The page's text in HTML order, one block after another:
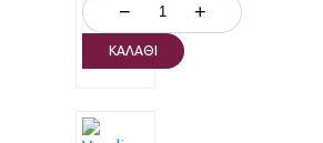
− +
ΚΑΛΆΘΙ